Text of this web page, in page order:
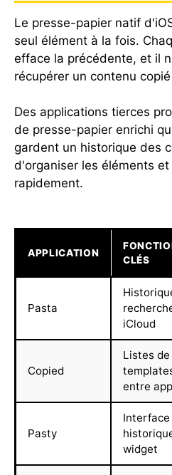
Le presse-papier natif
seul élément à la fois.
efface la précédente, et il
récupérer un contenu
Des applications tierces
de presse-papier enrichi
gardent un historique des
d'organiser les éléments
rapidement.
APPLICATION
CLÉS
Pasta
iCloud
Copied
Listes de
entre
Pasty
Interface
widget